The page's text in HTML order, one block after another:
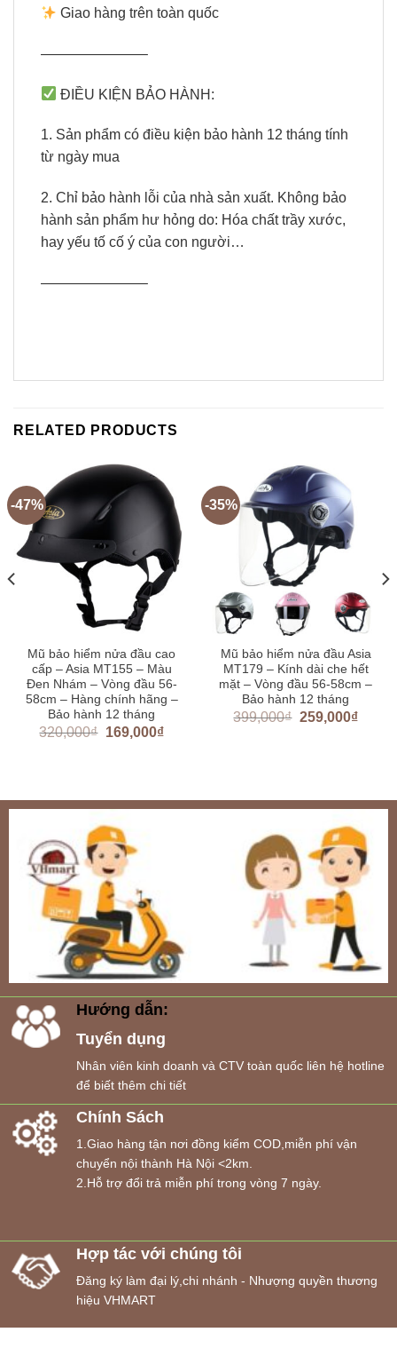
Giao hàng trên toàn quốc
———————–
ĐIỀU KIỆN BẢO HÀNH:
1. Sản phẩm có điều kiện bảo hành 12 tháng tính
từ ngày mua
2. Chỉ bảo hành lỗi của nhà sản xuất. Không bảo
hành sản phẩm hư hỏng do: Hóa chất trầy xước,
hay yếu tố cố ý của con người…
———————–
RELATED PRODUCTS
-47%
Mũ bảo hiểm nửa đầu cao
cấp – Asia MT155 – Màu
Đen Nhám – Vòng đầu 56-
58cm – Hàng chính hãng –
Bảo hành 12 tháng
320,000₫ 169,000₫
-35%
Mũ bảo hiểm nửa đầu Asia
MT179 – Kính dài che hết
mặt – Vòng đầu 56-58cm –
Bảo hành 12 tháng
399,000₫ 259,000₫
Hướng dẫn:
Tuyển dụng
Nhân viên kinh doanh và CTV toàn quốc liên hệ hotline
để biết thêm chi tiết
Chính Sách
1.Giao hàng tận nơi đồng kiểm COD,miễn phí vận
chuyển nội thành Hà Nội <2km.
2.Hỗ trợ đổi trả miễn phí trong vòng 7 ngày.
Hợp tác với chúng tôi
Đăng ký làm đại lý,chi nhánh - Nhượng quyền thương
hiệu VHMART